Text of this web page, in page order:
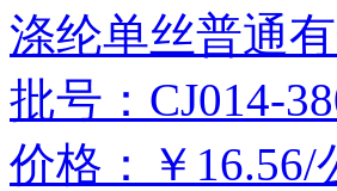
涤纶单丝普通
批号：CJ014-
价格：￥16.56/